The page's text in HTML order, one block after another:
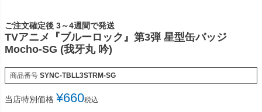
ご注文確定後 3～4週間で発送
TVアニメ『ブルーロック』第3弾 星型缶バッジ
Mocho-SG (我牙丸 吟)
商品番号 SYNC-TBLL3STRM-SG
当店特別価格 ¥660税込